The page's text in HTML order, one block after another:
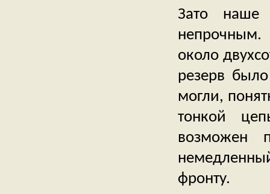
Зато наше
непрочным.
около
резерв
могли,
тонкой
возможен
фронту.